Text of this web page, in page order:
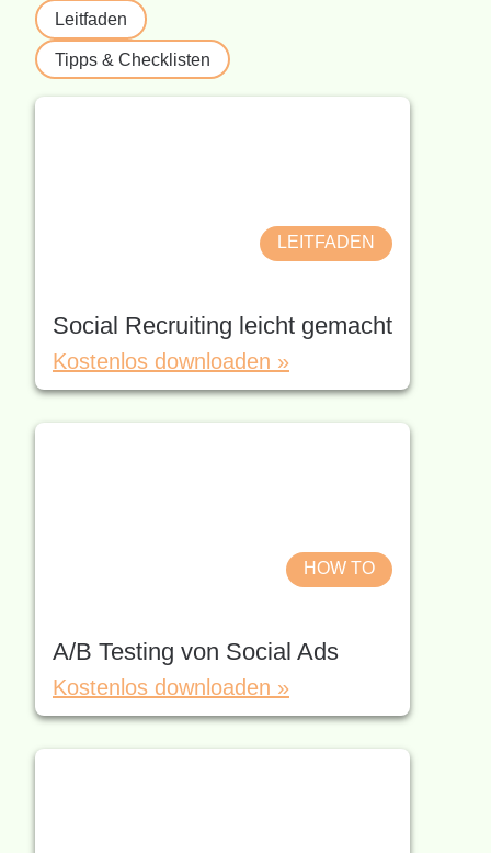
Leitfaden
Tipps & Checklisten
LEITFADEN
Social Recruiting leicht gemacht
Kostenlos downloaden »
HOW TO
A/B Testing von Social Ads
Kostenlos downloaden »